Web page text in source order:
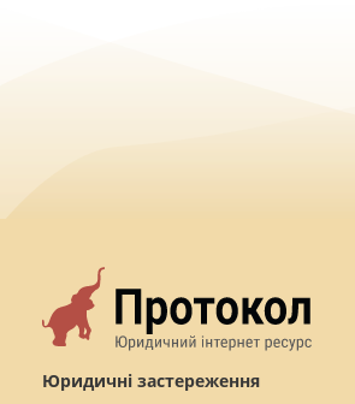
Юридичні застереження